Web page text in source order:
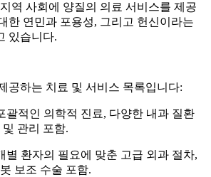
역 사회에 양질의 의료 서비스를 제공
한 연민과 포용성, 그리고 헌신이라는
있습니다.
공하는 치료 및 서비스 목록입니다:
괄적인 의학적 진료, 다양한 내과 질환
및 관리 포함.
별 환자의 필요에 맞춘 고급 외과 절차,
보조 수술 포함.